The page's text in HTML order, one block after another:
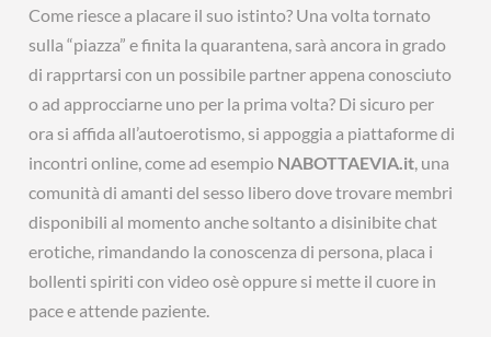
Come riesce a placare il suo istinto? Una volta tornato
sulla “piazza” e finita la quarantena, sarà ancora in grado
di rapprtarsi con un possibile partner appena conosciuto
o ad approcciarne uno per la prima volta? Di sicuro per
ora si affida all’autoerotismo, si appoggia a piattaforme di
incontri online, come ad esempio NABOTTAEVIA.it , una
comunità di amanti del sesso libero dove trovare membri
disponibili al momento anche soltanto a disinibite chat
erotiche, rimandando la conoscenza di persona, placa i
bollenti spiriti con video osè oppure si mette il cuore in
pace e attende paziente.